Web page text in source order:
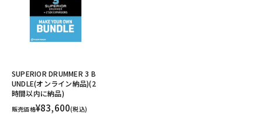
SUPERIOR DRUMMER 3 B
UNDLE(オンライン納品)(2
時間以内に納品)
販売価格¥83,600(税込)